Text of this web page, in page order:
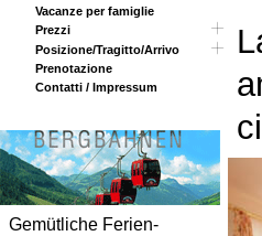
Chalet Haider Annex
Vacanze per famiglie
Prezzi
Opening invernale
Sorpresa di Pasqua
Prezzi estivi
Posizione/Tragitto/Arrivo
Tragitto
Prenotazione
Contatti / Impressum
Gemütliche Ferien-